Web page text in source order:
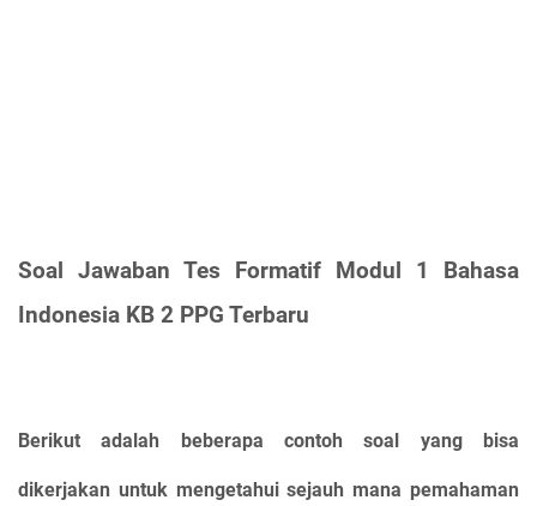
Soal Jawaban Tes Formatif Modul 1 Bahasa
Indonesia KB 2 PPG Terbaru
Berikut adalah beberapa contoh soal yang bisa
dikerjakan untuk mengetahui sejauh mana pemahaman